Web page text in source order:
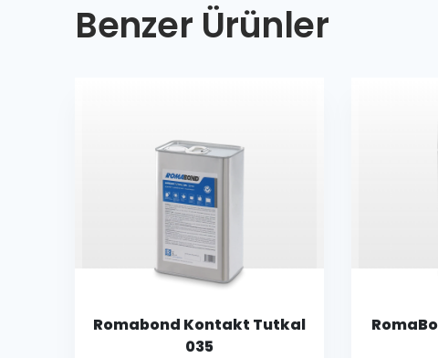
Benzer Ürünler
Romabond Kontakt Tutkal
035